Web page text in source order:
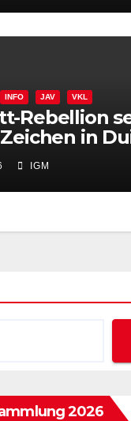
INFO JAV VKL
Rebellion
in
IGM
2026